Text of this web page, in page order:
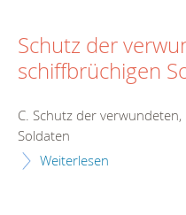
Schutz der
schiffbrüchigen
C. Schutz der
Soldaten
Weiterlesen